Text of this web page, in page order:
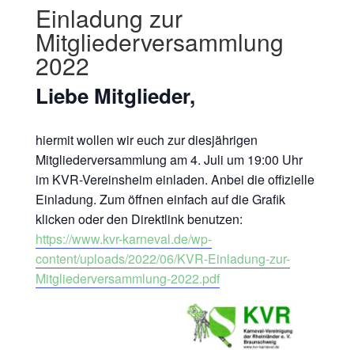
Einladung zur
Mitgliederversammlung
2022
Liebe Mitglieder,
hiermit wollen wir euch zur diesjährigen
Mitgliederversammlung am 4. Juli um 19:00 Uhr
im KVR-Vereinsheim einladen. Anbei die offizielle
Einladung. Zum öffnen einfach auf die Grafik
klicken oder den Direktlink benutzen:
https://www.kvr-karneval.de/wp-
content/uploads/2022/06/KVR-Einladung-zur-
Mitgliederversammlung-2022.pdf